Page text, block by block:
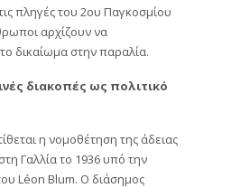
πληγές του 2ου Παγκοσμίου
αρχίζουν να
δικαίωμα στην παραλία.
διακοπές ως πολιτικό
η νομοθέτηση της άδειας
Γαλλία το 1936 υπό την
Léon Blum. Ο διάσημος